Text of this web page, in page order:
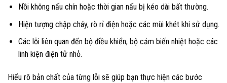
Nồi không nấu chín hoặc thời gian nấu bị kéo dài bất thường.
Hiện tượng chập cháy, rò rỉ điện hoặc các mùi khét khi sử dụng.
Các lỗi liên quan đến bộ điều khiển, bộ cảm biến nhiệt hoặc các
linh kiện điện tử nhỏ.
Hiểu rõ bản chất của từng lỗi sẽ giúp bạn thực hiện các bước